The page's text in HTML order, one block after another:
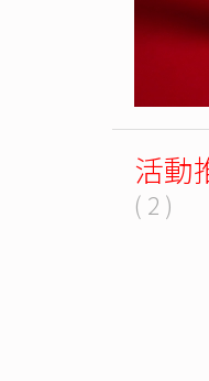
活動
( 2 )